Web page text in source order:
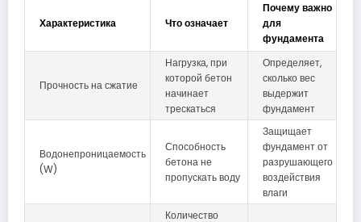
Характеристика Что означает
Почему важно
для
фундамента
Прочность на сжатие
Нагрузка, при
которой бетон
начинает
трескаться
Определяет,
сколько вес
выдержит
фундамент
Водонепроницаемость
(W)
Способность
бетона не
пропускать воду
Защищает
фундамент от
разрушающего
воздействия
влаги
Количество